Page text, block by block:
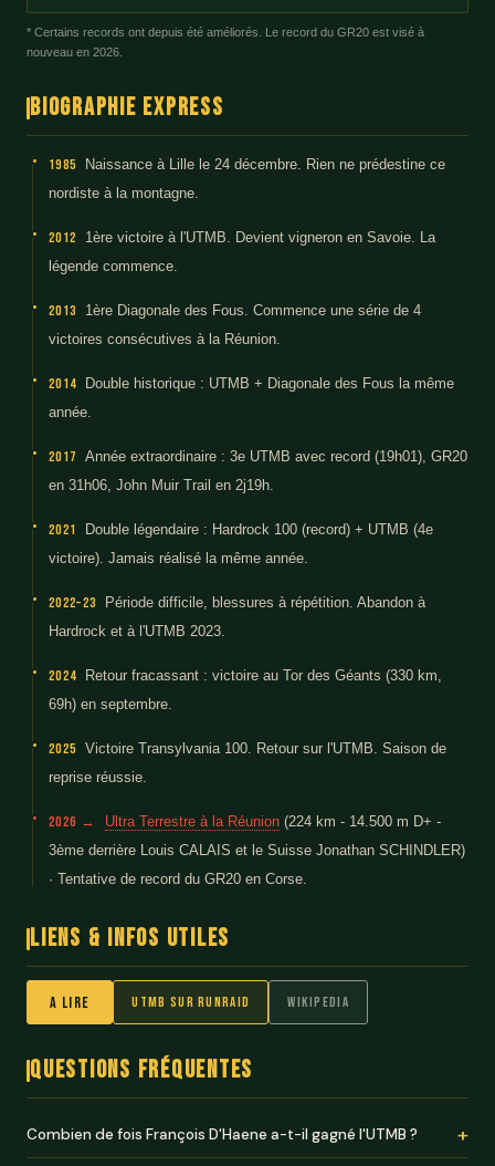
* Certains records ont depuis été améliorés. Le record du GR20 est visé à
nouveau en 2026.
Biographie express
1985
Naissance à Lille le 24 décembre. Rien ne prédestine ce
nordiste à la montagne.
2012
1ère victoire à l'UTMB. Devient vigneron en Savoie. La
légende commence.
2013 1ère Diagonale des Fous. Commence une série de 4
victoires consécutives à la Réunion.
2014
Double historique : UTMB + Diagonale des Fous la même
année.
2017
Année extraordinaire : 3e UTMB avec record (19h01), GR20
en 31h06, John Muir Trail en 2j19h.
2021
Double légendaire : Hardrock 100 (record) + UTMB (4e
victoire). Jamais réalisé la même année.
2022–23
Période difficile, blessures à répétition. Abandon à
Hardrock et à l'UTMB 2023.
2024
Retour fracassant : victoire au Tor des Géants (330 km,
69h) en septembre.
2025 Victoire Transylvania 100. Retour sur l'UTMB. Saison de
reprise réussie.
2026 → Ultra Terrestre à la Réunion(224 km - 14.500 m D+ -
3ème derrière Louis CALAIS et le Suisse Jonathan SCHINDLER)
· Tentative de record du GR20 en Corse.
Liens & Infos utiles
A lire UTMB sur RunRaid Wikipedia
Questions fréquentes
Combien de fois François D'Haene a-t-il gagné l'UTMB ?